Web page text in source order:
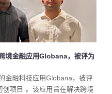
境金融应用Globana，被评为
金融科技应用Globana，被评
项目”。该应用旨在解决跨境